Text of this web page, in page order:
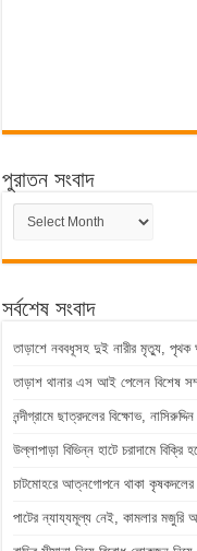
পুরাতন সংবাদ
পুরাতন
সংবাদ
সর্বশেষ সংবাদ
তাড়াশে নববধূসহ দুই নারীর মৃত্যু, পৃথক
তাড়াশ থানার এস আই পেলেন বিশেষ
নন্দীগ্রামে ছাত্রদলের বিক্ষোভ,
উল্লাপাড়া বিভিন্ন হাটে চরাদামে বিক্রি
চাটমোহরে আত্নগোপনে থাকা
পাটের ন্যায্যমূল্য নেই, কামলার